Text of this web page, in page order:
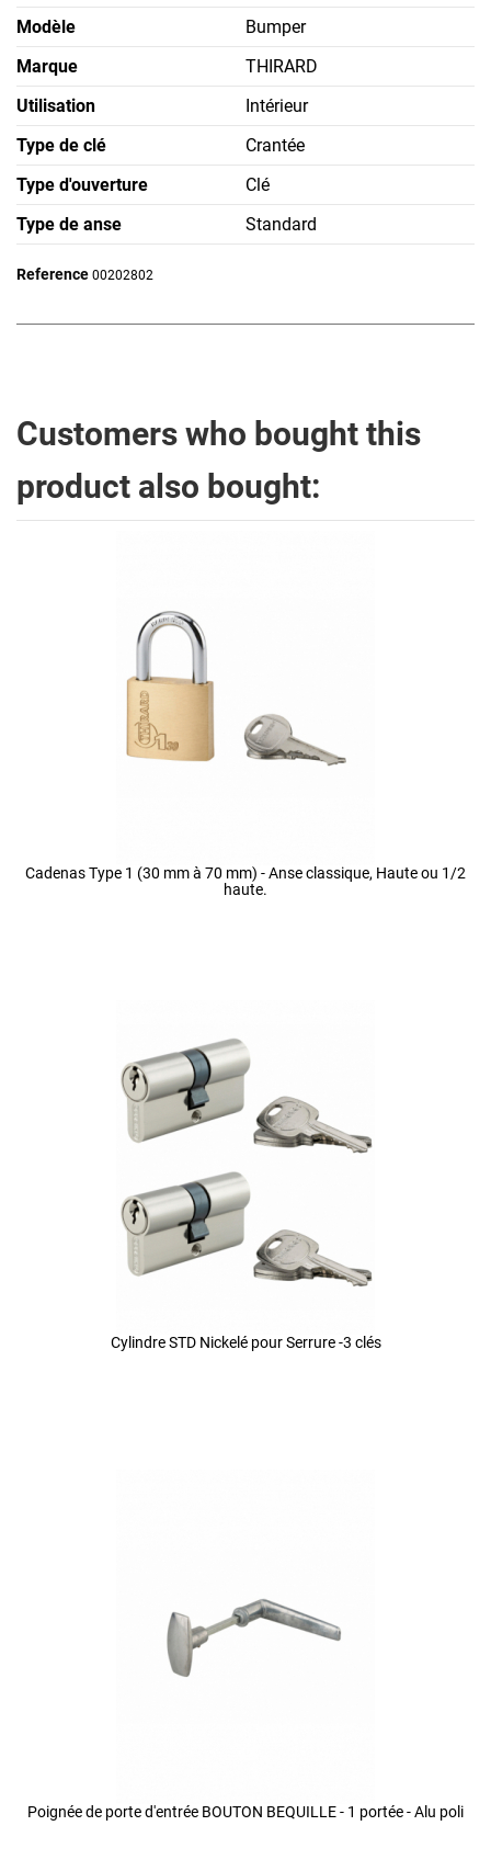
Modèle
Bumper
Marque
THIRARD
Utilisation
Intérieur
Type de clé
Crantée
Type d'ouverture
Clé
Type de anse
Standard
Reference 00202802
Customers who bought this
product also bought:
Cadenas Type 1 (30 mm à 70 mm) - Anse classique, Haute ou 1/2
haute.
Cylindre STD Nickelé pour Serrure -3 clés
Poignée de porte d'entrée BOUTON BEQUILLE - 1 portée - Alu poli